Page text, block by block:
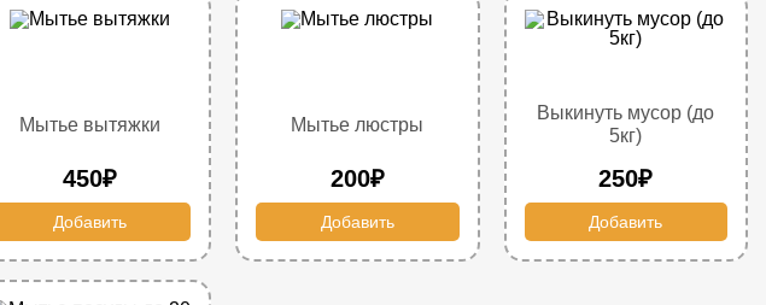
Мытье вытяжки
450₽
Добавить
Мытье люстры
200₽
Добавить
Выкинуть мусор (до
5кг)
250₽
Добавить